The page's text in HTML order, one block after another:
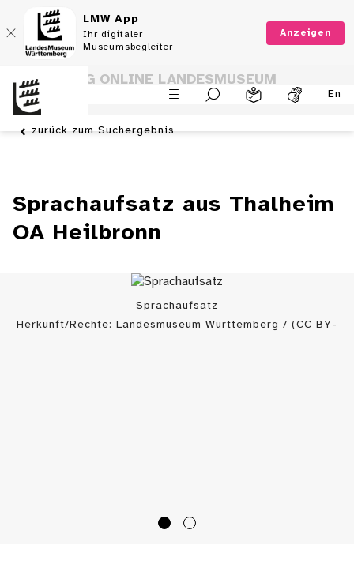
LMW App
Ihr digitaler
Museumsbegleiter
Anzeigen
En
SAMMLUNG ONLINE LANDESMUSEUM
WÜRTTEMBERG
zurück zum Suchergebnis
Sprachaufsatz aus Thalheim
OA Heilbronn
Sprachaufsatz
Herkunft/Rechte: Landesmuseum Württemberg / (CC BY-